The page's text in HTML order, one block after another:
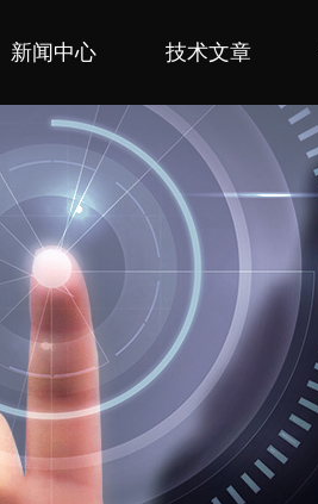
新闻中心 技术文章